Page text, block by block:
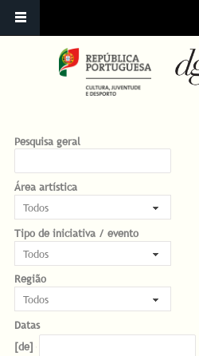
Pesquisa geral
Área artística
Tipo de iniciativa / evento
Região
Datas
Datas
Date